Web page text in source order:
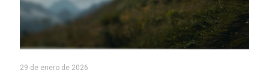
29 de enero de 2026